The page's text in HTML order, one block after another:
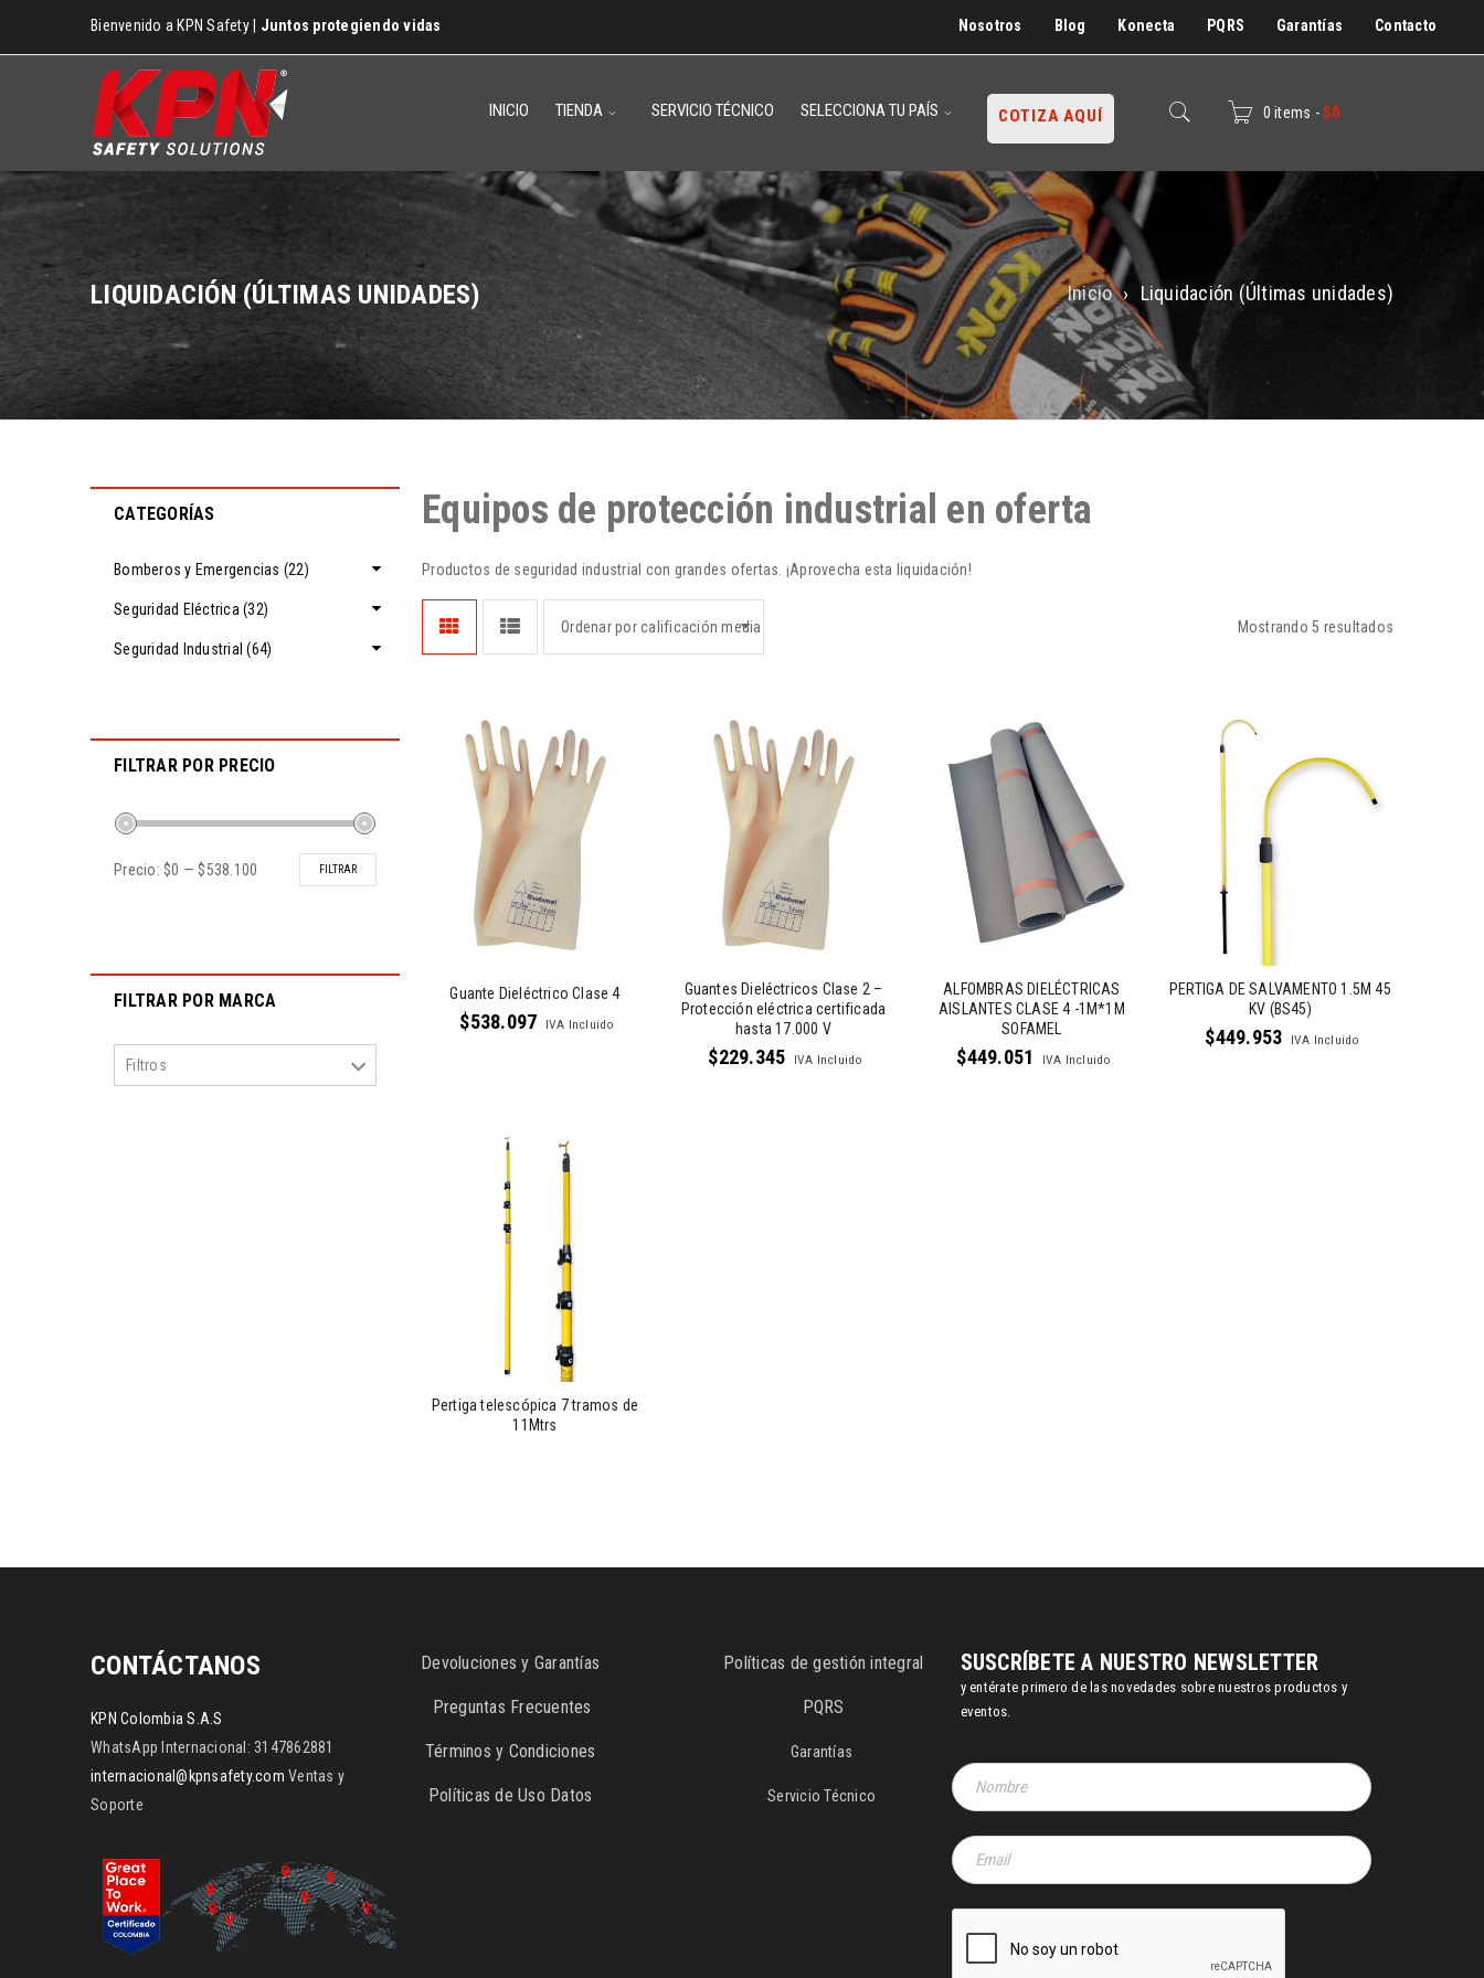
Bienvenido a KPN Safety | Juntos protegiendo vidas Nosotros Blog Konecta PQRS Garantías Contacto
INICIO TIENDA SERVICIO TÉCNICO SELECCIONA TU PAÍS COTIZA AQUÍ 0 items - $0
LIQUIDACIÓN (ÚLTIMAS UNIDADES) Inicio › Liquidación (Últimas unidades)
CATEGORÍAS
Bomberos y Emergencias (22)
Seguridad Eléctrica (32)
Seguridad Industrial (64)
FILTRAR POR PRECIO
FILTRAR
Precio: $0 — $538.100
FILTRAR POR MARCA
Filtros
Equipos de protección industrial en oferta
Productos de seguridad industrial con grandes ofertas. ¡Aprovecha esta liquidación!
Mostrando 5 resultados
Ordenar por calificación media
Guante Dieléctrico Clase 4
$538.097 IVA Incluido
Guantes Dieléctricos Clase 2 –
Protección eléctrica certificada
hasta 17.000 V
$229.345 IVA Incluido
ALFOMBRAS DIELÉCTRICAS
AISLANTES CLASE 4 -1M*1M
SOFAMEL
$449.051 IVA Incluido
PERTIGA DE SALVAMENTO 1.5M 45
KV (BS45)
$449.953 IVA Incluido
Pertiga telescópica 7 tramos de
11Mtrs
CONTÁCTANOS
KPN Colombia S.A.S
WhatsApp Internacional: 3147862881
internacional@kpnsafety.com Ventas y
Soporte
Devoluciones y Garantías
Preguntas Frecuentes
Términos y Condiciones
Políticas de Uso Datos
Políticas de gestión integral
PQRS
Garantías
Servicio Técnico
SUSCRÍBETE A NUESTRO NEWSLETTER
y entérate primero de las novedades sobre nuestros productos y
eventos.